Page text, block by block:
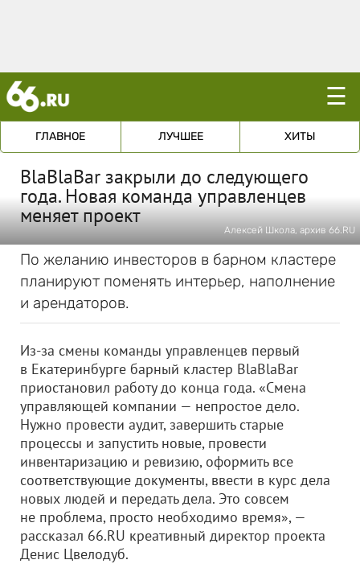
☰
ГЛАВНОЕ ЛУЧШЕЕ ХИТЫ
BlaBlaBar закрыли до следующего
года. Новая команда управленцев
меняет проект
Алексей Школа, архив 66.RU
По желанию инвесторов в барном кластере
планируют поменять интерьер, наполнение
и арендаторов.
Из-за смены команды управленцев первый
в Екатеринбурге барный кластер BlaBlaBar
приостановил работу до конца года. «Смена
управляющей компании — непростое дело.
Нужно провести аудит, завершить старые
процессы и запустить новые, провести
инвентаризацию и ревизию, оформить все
соответствующие документы, ввести в курс дела
новых людей и передать дела. Это совсем
не проблема, просто необходимо время», —
рассказал 66.RU креативный директор проекта
Денис Цвелодуб.